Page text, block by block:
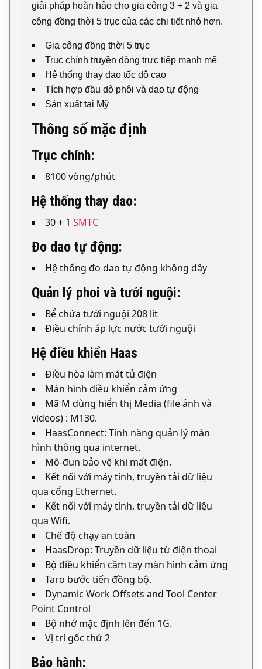
giải pháp hoàn hảo cho gia công 3 + 2 và gia
công đồng thời 5 trục của các chi tiết nhỏ hơn.
Gia công đồng thời 5 trục
Trục chính truyền động trực tiếp mạnh mẽ
Hệ thống thay dao tốc độ cao
Tích hợp đầu dò phôi và dao tự động
Sản xuất tại Mỹ
Thông số mặc định
Trục chính:
8100 vòng/phút
Hệ thống thay dao:
30 + 1 SMTC
Đo dao tự động:
Hệ thống đo dao tự động không dây
Quản lý phoi và tưới nguội:
Bể chứa tưới nguội 208 lít
Điều chỉnh áp lực nước tưới nguội
Hệ điều khiển Haas
Điều hòa làm mát tủ điện
Màn hình điều khiển cảm ứng
Mã M dùng hiển thị Media (file ảnh và
videos) : M130.
HaasConnect: Tính năng quản lý màn
hình thông qua internet.
Mô-đun bảo vệ khi mất điện.
Kết nối với máy tính, truyền tải dữ liệu
qua cổng Ethernet.
Kết nối với máy tính, truyền tải dữ liệu
qua Wifi.
Chế độ chạy an toàn
HaasDrop: Truyền dữ liệu từ điện thoại
Bộ điều khiển cầm tay màn hình cảm ứng
Taro bước tiến đồng bộ.
Dynamic Work Offsets and Tool Center
Point Control
Bộ nhớ mặc định lên đến 1G.
Vị trí gốc thứ 2
Bảo hành: